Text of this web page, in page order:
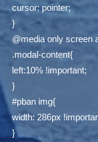
cursor: pointer;
}
@media only screen
.modal-content{
left:10% !important;
}
#pban img{
width: 286px
}